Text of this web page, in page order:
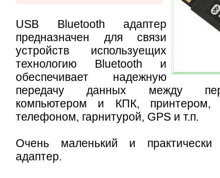
USB Bluetooth адаптер
предназначен для связи
устройств используещих
технологию Bluetooth и
обеспечивает надежную
передачу данных между
компьютером и КПК, принтером,
телефоном, гарнитурой, GPS и т.п.
Очень маленький и практически
адаптер.